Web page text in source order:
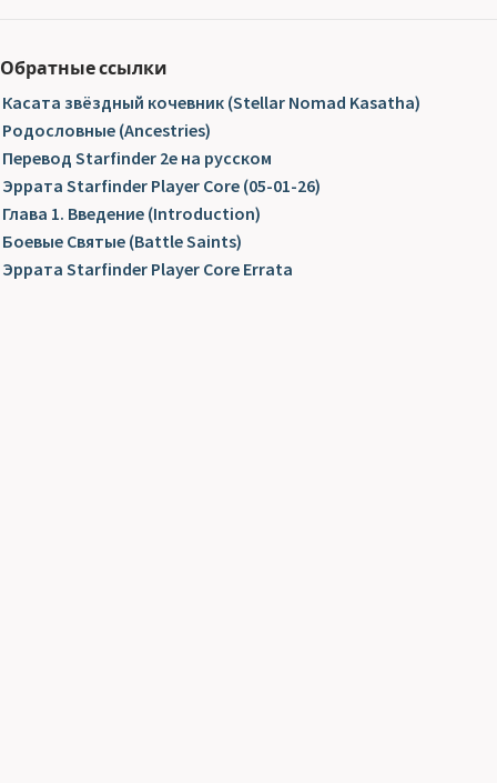
Обратные ссылки
Касата звёздный кочевник (Stellar Nomad Kasatha)
Родословные (Ancestries)
Перевод Starfinder 2e на русском
Эррата Starfinder Player Core (05-01-26)
Глава 1. Введение (Introduction)
Боевые Святые (Battle Saints)
Эррата Starfinder Player Core Errata